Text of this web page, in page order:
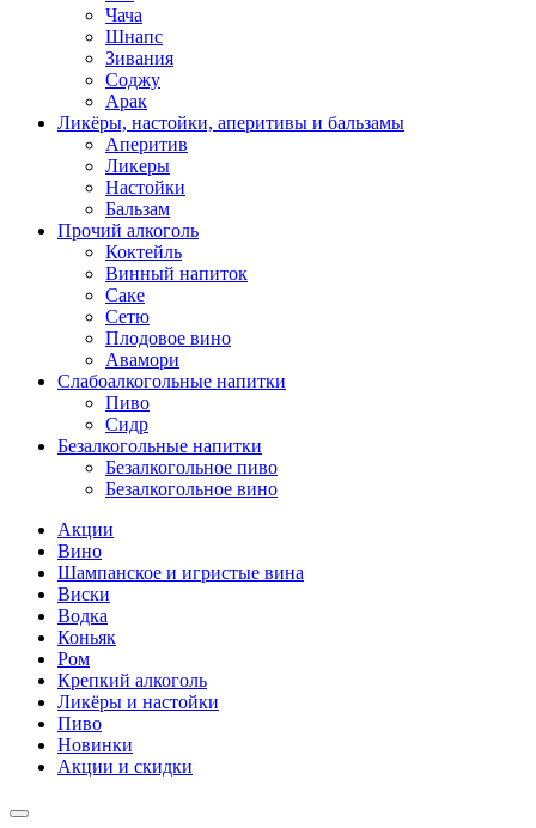
Чача
Шнапс
Зивания
Соджу
Арак
Ликёры, настойки, аперитивы и бальзамы
Аперитив
Ликеры
Настойки
Бальзам
Прочий алкоголь
Коктейль
Винный напиток
Саке
Сетю
Плодовое вино
Авамори
Слабоалкогольные напитки
Пиво
Сидр
Безалкогольные напитки
Безалкогольное пиво
Безалкогольное вино
Акции
Вино
Шампанское и игристые вина
Виски
Водка
Коньяк
Ром
Крепкий алкоголь
Ликёры и настойки
Пиво
Новинки
Акции и скидки